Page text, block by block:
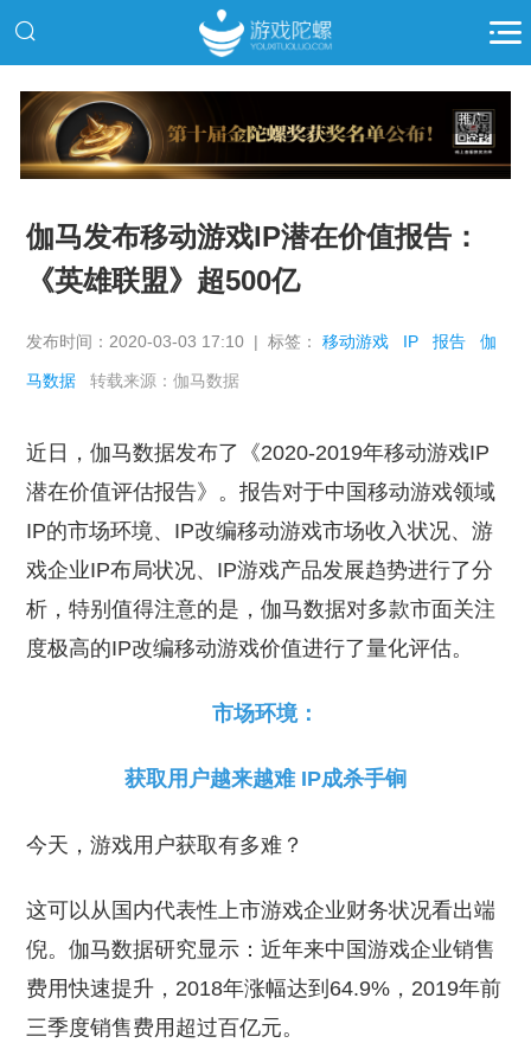
推广
伽马发布移动游戏IP潜在价值报告：
《英雄联盟》超500亿
发布时间：2020-03-03 17:10 | 标签：移动游戏 IP 报告 伽
马数据 转载来源：伽马数据
近日，伽马数据发布了《2020-2019年移动游戏IP
潜在价值评估报告》。报告对于中国移动游戏领域
IP的市场环境、IP改编移动游戏市场收入状况、游
戏企业IP布局状况、IP游戏产品发展趋势进行了分
析，特别值得注意的是，伽马数据对多款市面关注
度极高的IP改编移动游戏价值进行了量化评估。
市场环境：
获取用户越来越难 IP成杀手锏
今天，游戏用户获取有多难？
这可以从国内代表性上市游戏企业财务状况看出端
倪。伽马数据研究显示：近年来中国游戏企业销售
费用快速提升，2018年涨幅达到64.9%，2019年前
三季度销售费用超过百亿元。